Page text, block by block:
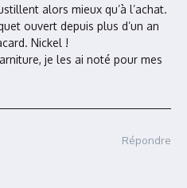
alors mieux qu’à l’achat.
ouvert depuis plus d’un an
Nickel !
je les ai noté pour mes
Répondre